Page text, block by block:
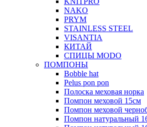
NAKO
PRYM
STAINLESS STEEL
VISANTIA
КИТАЙ
СПИЦЫ MODO
ПОМПОНЫ
Bobble hat
Pelus pon pon
Полоска меховая норка
Помпон меховой 15см
Помпон меховой
Помпон натуральный